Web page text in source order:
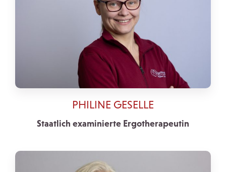
PHILINE GESELLE
Staatlich examinierte Ergotherapeutin